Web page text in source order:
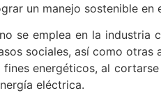
un manejo sostenible en
se emplea en la industria
sociales, así como
energéticos, al
eléctrica.